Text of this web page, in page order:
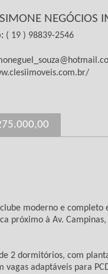
NEGÓCIOS
( 19 ) 98839-2546
moderno e
próximo à Av.
2 dormitórios, com
adaptáveis para